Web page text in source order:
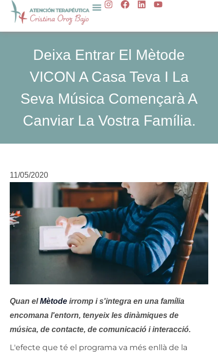
Salta
I
t
r
m
F
e
o
o
L
k
d
i
Y
t
b
e
Deixa Entrar El Mètode
VICON A Casa Teva I La
Seva Música Començarà A
Canviar La Vostra Família.
11/05/2020
Quan elMètode irromp i s'integra en una família
encomana l'entorn, tenyeix les dinàmiques de
música, de contacte, de comunicació i interacció.
L'efecte que té el programa va més enllà de la